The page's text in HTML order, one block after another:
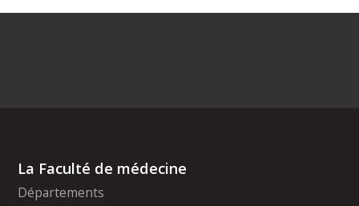
La Faculté de médecine
Départements